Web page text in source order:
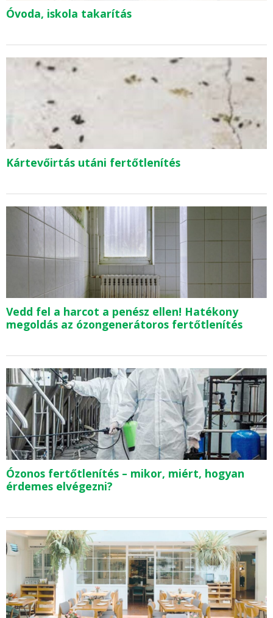
Óvoda, iskola takarítás
Kártevőirtás utáni fertőtlenítés
Vedd fel a harcot a penész ellen! Hatékony
megoldás az ózongenerátoros fertőtlenítés
Ózonos fertőtlenítés – mikor, miért, hogyan
érdemes elvégezni?